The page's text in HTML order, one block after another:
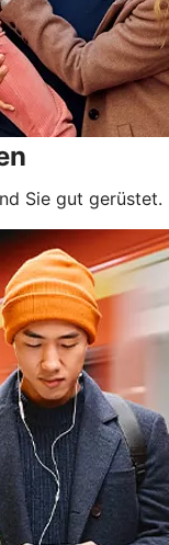
Sie gut gerüstet.